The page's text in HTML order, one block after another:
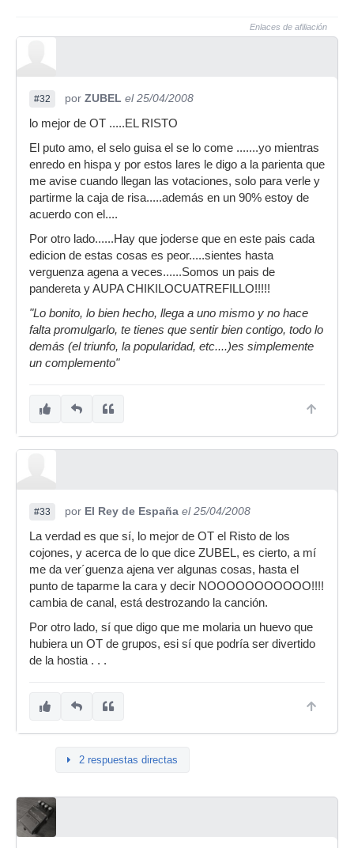
Enlaces de afiliación
#32 por ZUBEL el 25/04/2008
lo mejor de OT .....EL RISTO
El puto amo, el selo guisa el se lo come .......yo mientras
enredo en hispa y por estos lares le digo a la parienta que
me avise cuando llegan las votaciones, solo para verle y
partirme la caja de risa.....además en un 90% estoy de
acuerdo con el....
Por otro lado......Hay que joderse que en este pais cada
edicion de estas cosas es peor.....sientes hasta
verguenza agena a veces......Somos un pais de
pandereta y AUPA CHIKILOCUATREFILLO!!!!!
"Lo bonito, lo bien hecho, llega a uno mismo y no hace
falta promulgarlo, te tienes que sentir bien contigo, todo lo
demás (el triunfo, la popularidad, etc....)es simplemente
un complemento"
#33 por El Rey de España el 25/04/2008
La verdad es que sí, lo mejor de OT el Risto de los
cojones, y acerca de lo que dice ZUBEL, es cierto, a mí
me da ver´guenza ajena ver algunas cosas, hasta el
punto de taparme la cara y decir NOOOOOOOOOOO!!!!
cambia de canal, está destrozando la canción.
Por otro lado, sí que digo que me molaria un huevo que
hubiera un OT de grupos, esi sí que podría ser divertido
de la hostia . . .
2 respuestas directas